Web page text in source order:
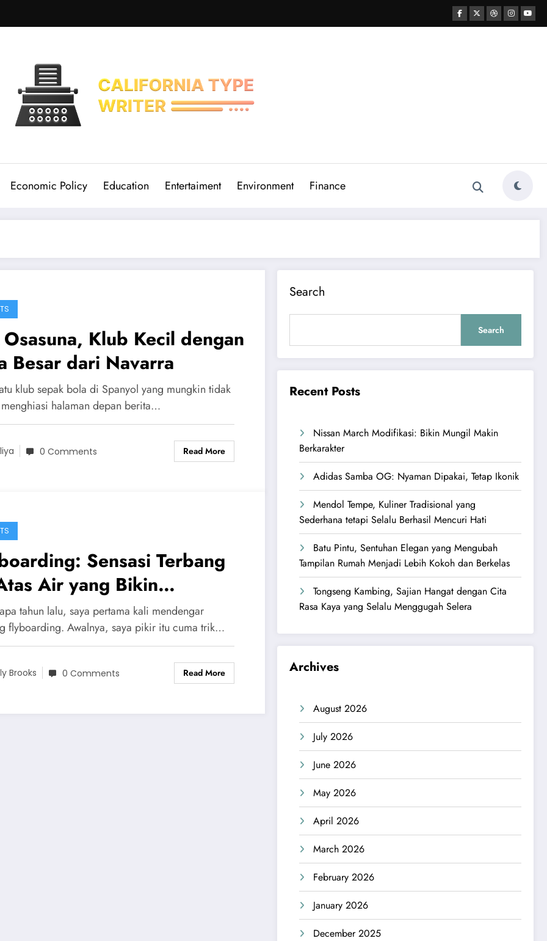
Economic Policy Education Entertaiment Environment Finance
Klub Kecil dengan
Besar dari Navarra
klub sepak bola di Spanyol yang mungkin tidak
halaman depan berita…
0 Comments Read More
Sensasi Terbang
Air yang Bikin
tahun lalu, saya pertama kali mendengar
flyboarding. Awalnya, saya pikir itu cuma trik…
Brooks 0 Comments Read More
Search
Search
Recent Posts
Nissan March Modifikasi: Bikin Mungil Makin
Berkarakter
Adidas Samba OG: Nyaman Dipakai, Tetap Ikonik
Mendol Tempe, Kuliner Tradisional yang
Sederhana tetapi Selalu Berhasil Mencuri Hati
Batu Pintu, Sentuhan Elegan yang Mengubah
Tampilan Rumah Menjadi Lebih Kokoh dan Berkelas
Tongseng Kambing, Sajian Hangat dengan Cita
Rasa Kaya yang Selalu Menggugah Selera
Archives
August 2026
July 2026
June 2026
May 2026
April 2026
March 2026
February 2026
January 2026
December 2025